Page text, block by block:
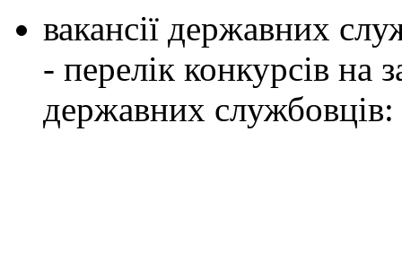
вакансії державних
- перелік конкурсів на
державних службовців: